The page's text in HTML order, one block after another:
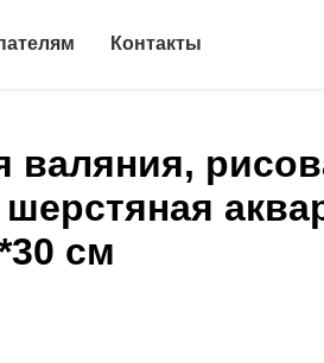
Контакты
валяния,
см